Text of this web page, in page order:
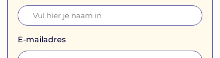
E-mailadres